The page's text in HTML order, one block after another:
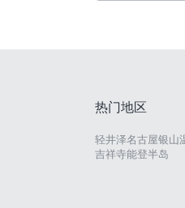
热门地区
轻井泽名古屋银山
吉祥寺能登半岛